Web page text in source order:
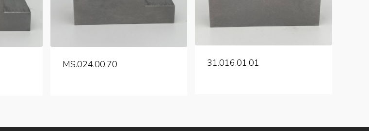
MS.024.00.70 31.016.01.01